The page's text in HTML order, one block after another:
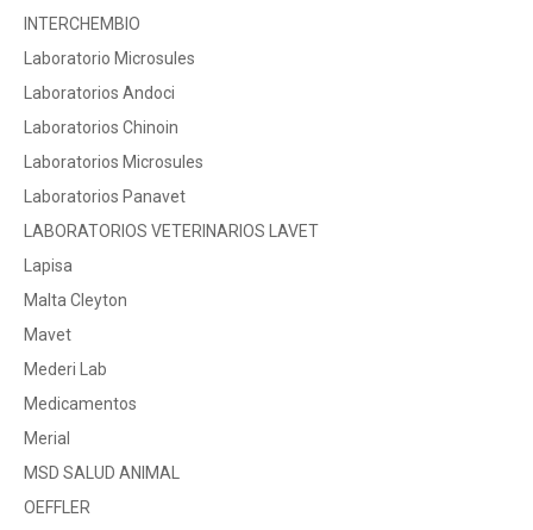
INTERCHEMBIO
Laboratorio Microsules
Laboratorios Andoci
Laboratorios Chinoin
Laboratorios Microsules
Laboratorios Panavet
LABORATORIOS VETERINARIOS LAVET
Lapisa
Malta Cleyton
Mavet
Mederi Lab
Medicamentos
Merial
MSD SALUD ANIMAL
OEFFLER